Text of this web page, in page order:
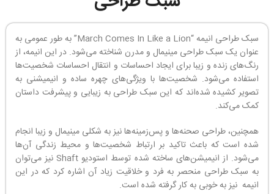
سبک طراحی انیمه “March Comes In Like a Lion” به طور عمومی به
عنوان یک سبک طراحی مینیمال و مدرن شناخته می‌شود. در این انیمه، از
رنگ‌های زنده و زیبا برای ایجاد احساسات و انتقال احساسات شخصیت‌ها
استفاده می‌شود. شخصیت‌ها با ویژگی‌های چهره ساده و انیمیشنی به
تصویر کشیده شده‌اند که این سبک طراحی به زیبایی و پیشرفت داستان
کمک می‌کند.
همچنین، طراحی صحنه‌ها و پس‌زمینه‌ها نیز به شکلی مینیمال و زیبا انجام
شده است که باعث تاکید بر ارتباط شخصیت‌ها و محیط زندگی آن‌ها
می‌شود. از انیمیشن‌های ساخته شده توسط استودیو Shaft نیز می‌توان
به سبک طراحی منحصر به فرد و خلاقیت زیاد آن اشاره کرد که در این
انیمه نیز به خوبی به کار گرفته شده است.